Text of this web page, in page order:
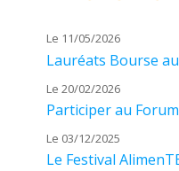
Le 11/05/2026
Lauréats Bourse
Le 20/02/2026
Participer au
Le 03/12/2025
Le Festival